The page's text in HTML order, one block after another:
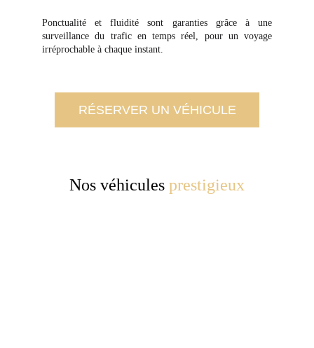
Ponctualité et fluidité sont garanties grâce à une
surveillance du trafic en temps réel, pour un voyage
irréprochable à chaque instant.
RÉSERVER UN VÉHICULE
Nos véhicules prestigieux